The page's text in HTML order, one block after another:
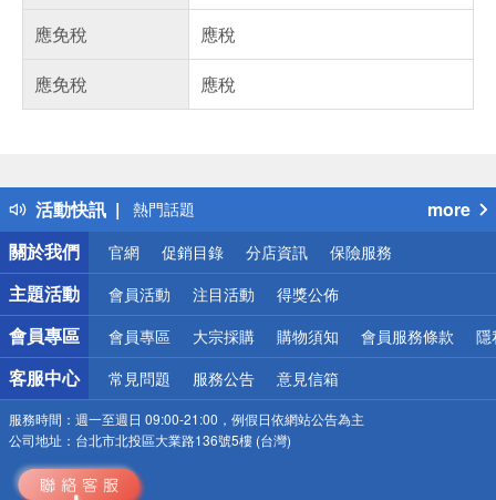
應免稅
應稅
應免稅
應稅
活動快訊
得獎公告
熱門話題
銀行優惠
偏遠地區配送
詐騙網頁！請小心！
more
關於我們
官網 促銷目錄 分店資訊 保險服務
主題活動 會員活動 注目活動 得獎公佈
會員專區 會員專區 大宗採購 購物須知 會員服務條款 隱
客服中心 常見問題 服務公告 意見信箱
服務時間： 週一至週日 09:00-21:00，例假日依網站公告為主
公司地址： 台北市北投區大業路136號5樓 (台灣)